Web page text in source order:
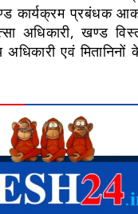
कार्यक्रम प्रबंधक
अधिकारी, खण्ड
एवं मितानिनों